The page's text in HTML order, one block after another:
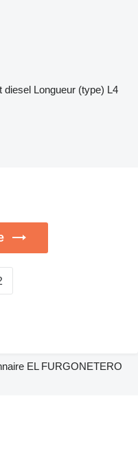
diesel Longueur (type) L4
EL FURGONETERO